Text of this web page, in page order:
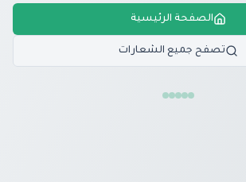
الصفحة الرئيسية
تصفح جميع الشعارات